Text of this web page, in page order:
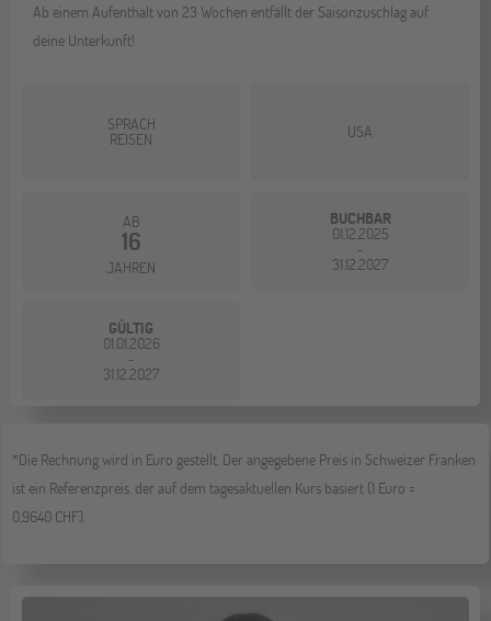
Ab einem Aufenthalt von 23 Wochen entfällt der Saisonzuschlag auf
deine Unterkunft!
SPRACH
REISEN USA
AB
16
JAHREN
BUCHBAR
01.12.2025
-
31.12.2027
GÜLTIG
01.01.2026
-
31.12.2027
*Die Rechnung wird in Euro gestellt. Der angegebene Preis in Schweizer Franken
ist ein Referenzpreis, der auf dem tagesaktuellen Kurs basiert (1 Euro =
0,9640 CHF).